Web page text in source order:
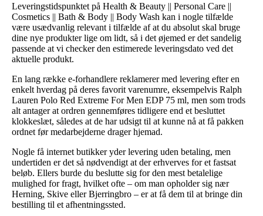
Leveringstidspunktet på Health & Beauty || Personal Care ||
Cosmetics || Bath & Body || Body Wash kan i nogle tilfælde
være usædvanlig relevant i tilfælde af at du absolut skal bruge
dine nye produkter lige om lidt, så i det øjemed er det sandelig
passende at vi checker den estimerede leveringsdato ved det
aktuelle produkt.
En lang række e-forhandlere reklamerer med levering efter en
enkelt hverdag på deres favorit varenumre, eksempelvis Ralph
Lauren Polo Red Extreme For Men EDP 75 ml, men som trods
alt antager at ordren gennemføres tidligere end et besluttet
klokkeslæt, således at de har udsigt til at kunne nå at få pakken
ordnet før medarbejderne drager hjemad.
Nogle få internet butikker yder levering uden betaling, men
undertiden er det så nødvendigt at der erhverves for et fastsat
beløb. Ellers burde du beslutte sig for den mest betalelige
mulighed for fragt, hvilket ofte – om man opholder sig nær
Herning, Skive eller Bjerringbro – er at få dem til at bringe din
bestilling til et afhentningssted.